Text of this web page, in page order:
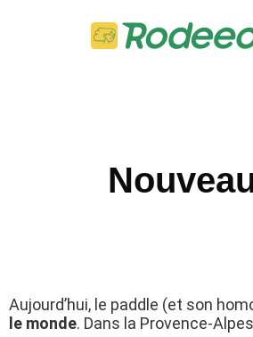
Aujourd’hui, le paddle (et son
le monde. Dans la Provence-